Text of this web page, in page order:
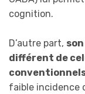
cognition.
D’autre part,
différent de
faible incidence